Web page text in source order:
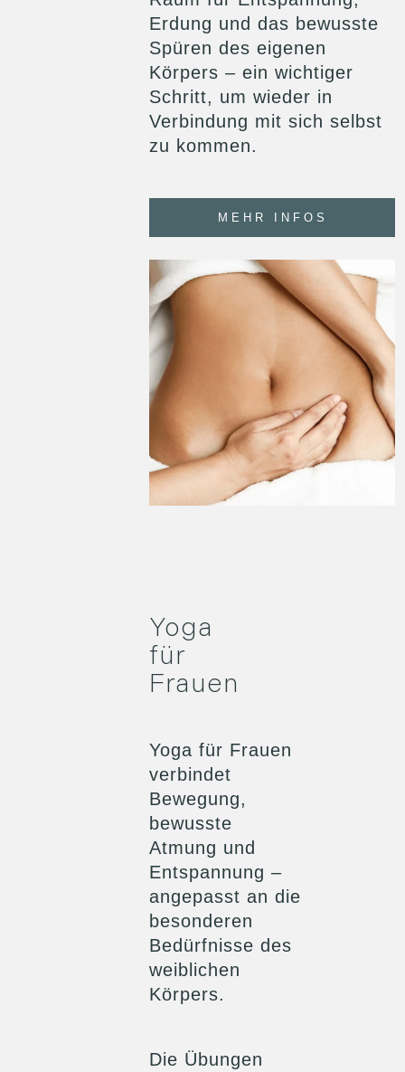
Erdung und das bewusste
Spüren des eigenen
Körpers – ein wichtiger
Schritt, um wieder in
Verbindung mit sich selbst
zu kommen.
MEHR INFOS
Yoga
für
Frauen
Yoga für Frauen
verbindet
Bewegung,
bewusste
Atmung und
Entspannung –
angepasst an die
besonderen
Bedürfnisse des
weiblichen
Körpers.
Die Übungen